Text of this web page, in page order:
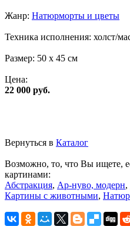
Жанр: Натюрморты и цветы
Техника исполнения: холст/
Размер: 50 x 45 см
Цена:
22 000 руб.
Вернуться в Каталог
Возможно, то, что Вы ищете,
картинами:
Абстракция, Ар-нуво, модерн,
Картины с животными,